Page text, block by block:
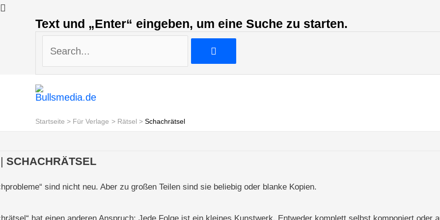
Text und „Enter“ eingeben, um eine Suche zu starten.
Startseite Für Verlage Rätsel Schachrätsel
SCHACHRÄTSEL
sind nicht neu. Aber zu großen Teilen sind sie beliebig oder blanke Kopien.